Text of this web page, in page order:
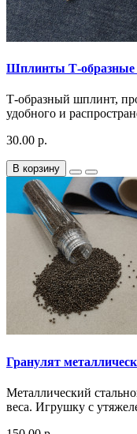
Шплинты Т-образные
Т-образный шплинт,
удобного и
30.00 р.
В корзину
Гранулят
Металлический
веса. Игрушку с